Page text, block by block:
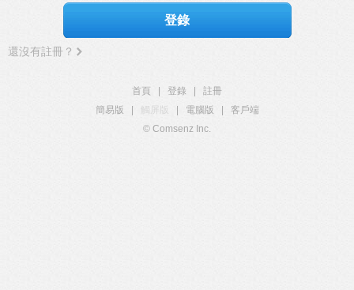
登錄
還沒有註冊？
首頁 登錄
註冊
簡易版
觸屏版 電腦版
客戶端
© Comsenz Inc.